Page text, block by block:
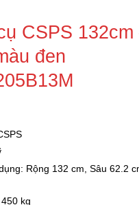
CSPS 132cm
đen
Rộng 132 cm, Sâu 62.2
kg